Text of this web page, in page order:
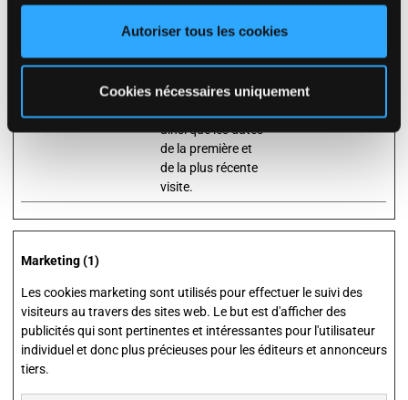
Autoriser tous les cookies
Cookies nécessaires uniquement
recueillir des
nombre de fois
qu'un utilisateur a
ainsi que les dates
de la première et
de la plus récente
visite.
Marketing (1)
Les cookies marketing sont utilisés pour effectuer le suivi des
visiteurs au travers des sites web. Le but est d'afficher des
publicités qui sont pertinentes et intéressantes pour l'utilisateur
individuel et donc plus précieuses pour les éditeurs et annonceurs
tiers.